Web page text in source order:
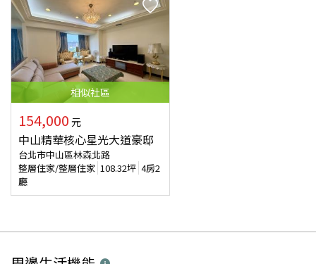
相似社區
154,000 元
中山精華核心星光大道豪邸
台北市中山區林森北路
整層住家/整層住家 108.32坪 4房2
廳